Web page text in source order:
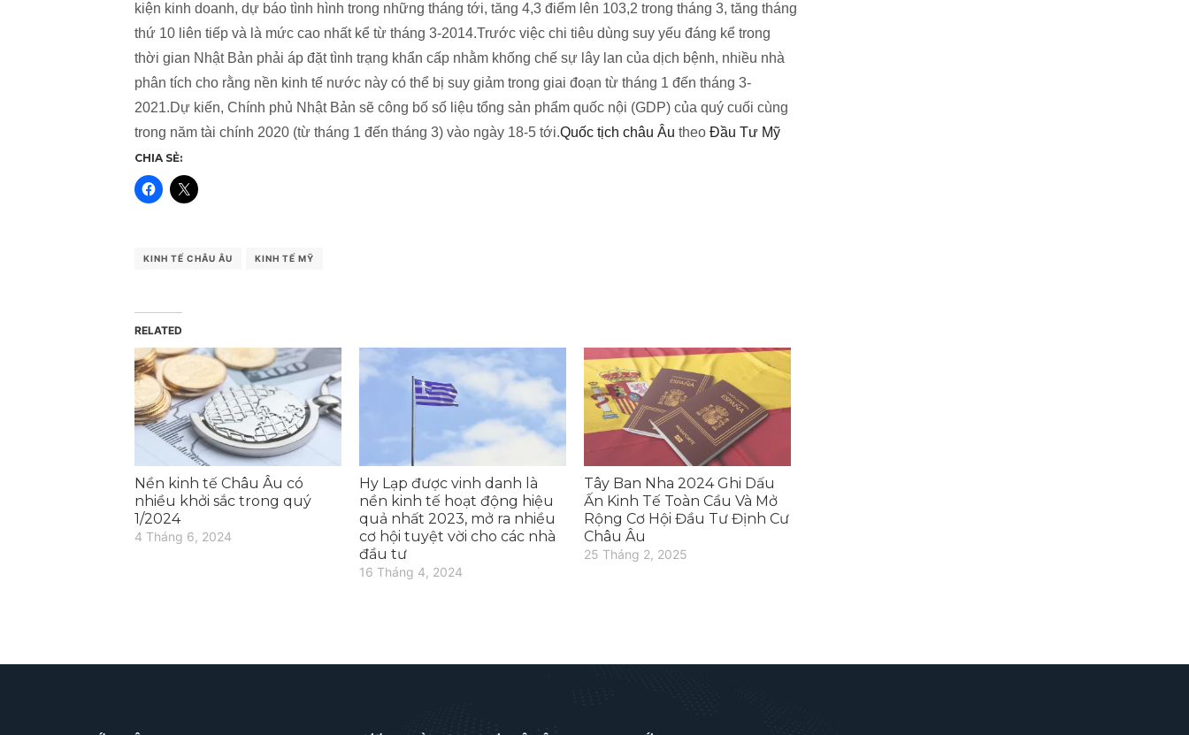
kiện kinh doanh, dự báo tình hình trong những tháng tới, tăng 4,3 điểm lên 103,2 trong tháng 3, tăng tháng
thứ 10 liên tiếp và là mức cao nhất kể từ tháng 3-2014.Trước việc chi tiêu dùng suy yếu đáng kể trong
thời gian Nhật Bản phải áp đặt tình trạng khẩn cấp nhằm khống chế sự lây lan của dịch bệnh, nhiều nhà
phân tích cho rằng nền kinh tế nước này có thể bị suy giảm trong giai đoạn từ tháng 1 đến tháng 3-
2021.Dự kiến, Chính phủ Nhật Bản sẽ công bố số liệu tổng sản phẩm quốc nội (GDP) của quý cuối cùng
trong năm tài chính 2020 (từ tháng 1 đến tháng 3) vào ngày 18-5 tới.Quốc tịch châu Âu theo Đầu Tư Mỹ
CHIA SẺ:
KINH TẾ CHÂU ÂU KINH TẾ MỸ
RELATED
Nền kinh tế Châu Âu có
nhiều khởi sắc trong quý
1/2024
4 Tháng 6, 2024
Hy Lạp được vinh danh là
nền kinh tế hoạt động hiệu
quả nhất 2023, mở ra nhiều
cơ hội tuyệt vời cho các nhà
đầu tư
16 Tháng 4, 2024
Tây Ban Nha 2024 Ghi Dấu
Ấn Kinh Tế Toàn Cầu Và Mở
Rộng Cơ Hội Đầu Tư Định Cư
Châu Âu
25 Tháng 2, 2025